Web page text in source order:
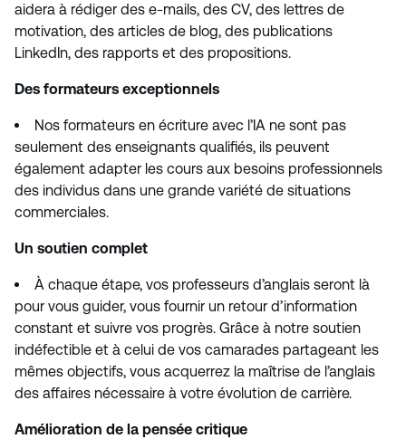
aidera à rédiger des e-mails, des CV, des lettres de
motivation, des articles de blog, des publications
LinkedIn, des rapports et des propositions.
Des formateurs exceptionnels
Nos formateurs en écriture avec l’IA ne sont pas
seulement des enseignants qualifiés, ils peuvent
également adapter les cours aux besoins professionnels
des individus dans une grande variété de situations
commerciales.
Un soutien complet
À chaque étape, vos professeurs d’anglais seront là
pour vous guider, vous fournir un retour d’information
constant et suivre vos progrès. Grâce à notre soutien
indéfectible et à celui de vos camarades partageant les
mêmes objectifs, vous acquerrez la maîtrise de l’anglais
des affaires nécessaire à votre évolution de carrière.
Amélioration de la pensée critique